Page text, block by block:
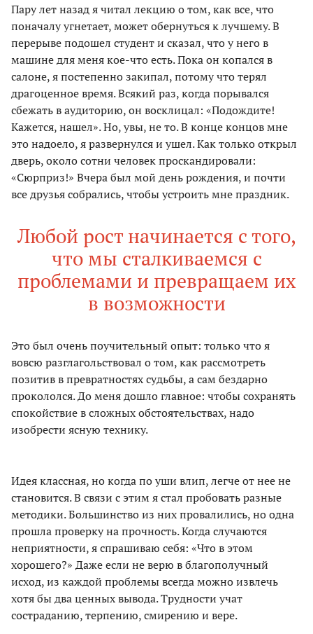
Пару лет назад я читал лекцию о том, как все, что
поначалу угнетает, может обернуться к лучшему. В
перерыве подошел студент и сказал, что у него в
машине для меня кое-что есть. Пока он копался в
салоне, я постепенно закипал, потому что терял
драгоценное время. Всякий раз, когда порывался
сбежать в аудиторию, он восклицал: «Подождите!
Кажется, нашел». Но, увы, не то. В конце концов мне
это надоело, я развернулся и ушел. Как только открыл
дверь, около сотни человек проскандировали:
«Сюрприз!» Вчера был мой день рождения, и почти
все друзья собрались, чтобы устроить мне праздник.
Любой рост начинается с того,
что мы сталкиваемся с
проблемами и превращаем их
в возможности
Это был очень поучительный опыт: только что я
вовсю разглагольствовал о том, как рассмотреть
позитив в превратностях судьбы, а сам бездарно
прокололся. До меня дошло главное: чтобы сохранять
спокойствие в сложных обстоятельствах, надо
изобрести ясную технику.
Идея классная, но когда по уши влип, легче от нее не
становится. В связи с этим я стал пробовать разные
методики. Большинство из них провалились, но одна
прошла проверку на прочность. Когда случаются
неприятности, я спрашиваю себя: «Что в этом
хорошего?» Даже если не верю в благополучный
исход, из каждой проблемы всегда можно извлечь
хотя бы два ценных вывода. Трудности учат
состраданию, терпению, смирению и вере.